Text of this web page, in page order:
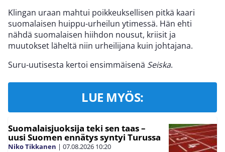
Klingan uraan mahtui poikkeuksellisen pitkä kaari
suomalaisen huippu-urheilun ytimessä. Hän ehti
nähdä suomalaisen hiihdon nousut, kriisit ja
muutokset läheltä niin urheilijana kuin johtajana.
Suru-uutisesta kertoi ensimmäisenä Seiska.
LUE MYÖS:
Suomalaisjuoksija teki sen taas –
uusi Suomen ennätys syntyi Turussa
Niko Tikkanen | 07.08.2026 10:20